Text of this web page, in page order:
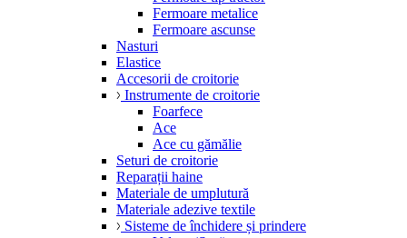
Fermoare metalice
Fermoare ascunse
Nasturi
Elastice
Accesorii de croitorie
Instrumente de croitorie
Foarfece
Ace
Ace cu gămălie
Seturi de croitorie
Reparații haine
Materiale de umplutură
Materiale adezive textile
Sisteme de închidere și prindere